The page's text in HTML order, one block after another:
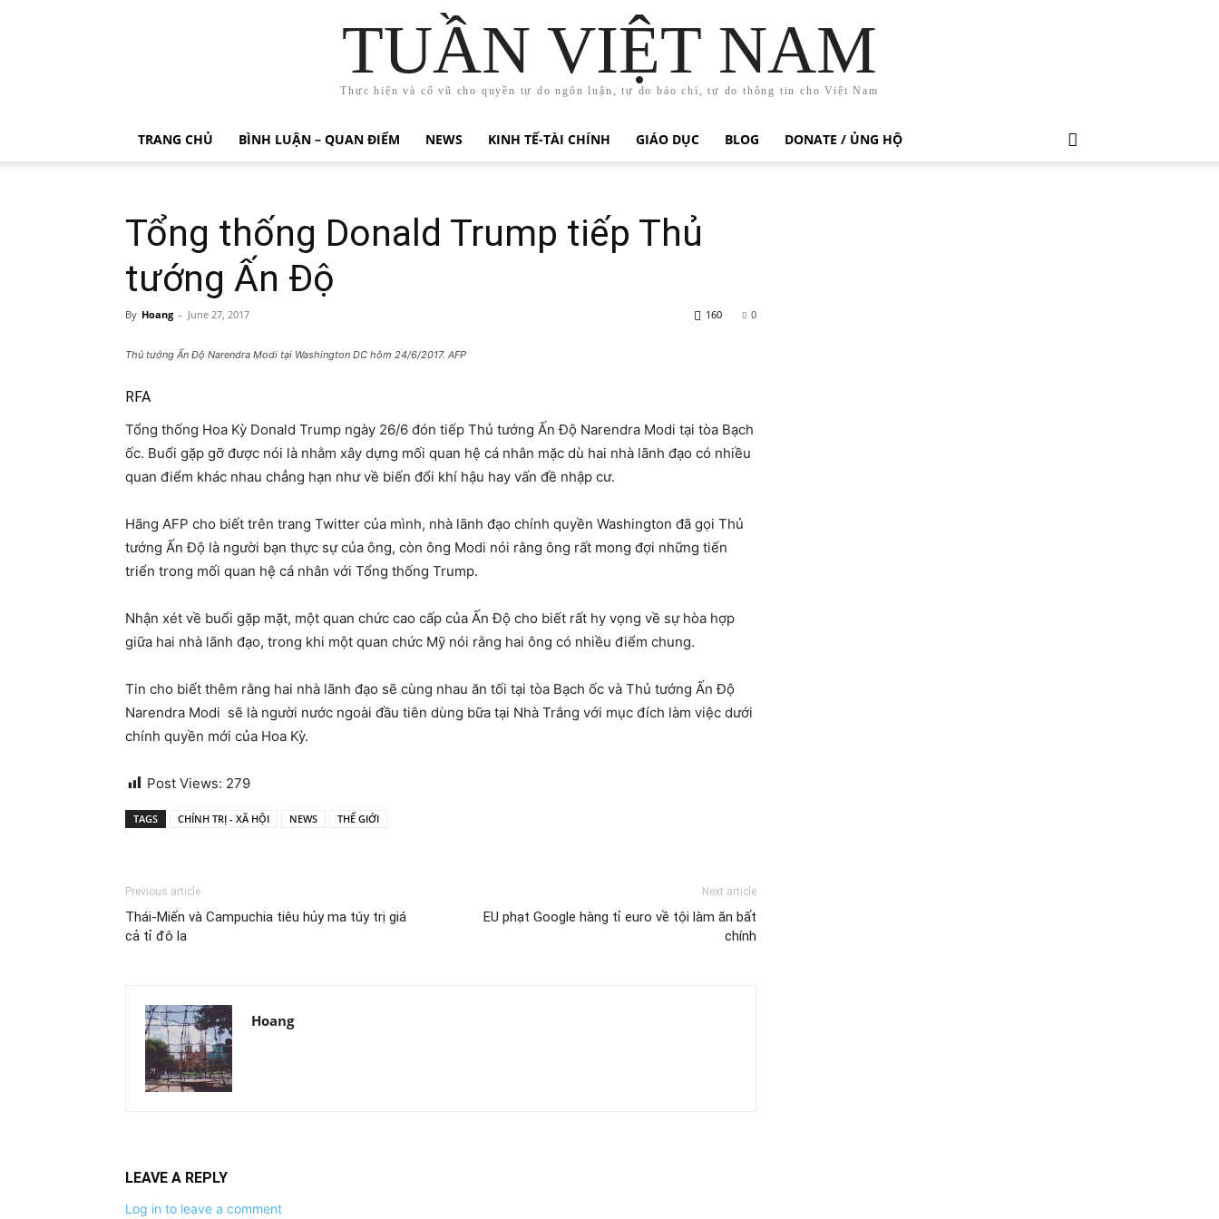
TUẦN VIỆT NAM
Thực hiện và cổ vũ cho quyền tự do ngôn luận, tự do báo chí, tự do thông tin cho Việt Nam
TRANG CHỦ BÌNH LUẬN – QUAN ĐIỂM NEWS KINH TẾ-TÀI CHÍNH GIÁO DỤC BLOG DONATE / ỦNG HỘ
Tổng thống Donald Trump tiếp Thủ
tướng Ấn Độ
By Hoang - June 27, 2017 0
160
Thủ tướng Ấn Độ Narendra Modi tại Washington DC hôm 24/6/2017. AFP
RFA
Tổng thống Hoa Kỳ Donald Trump ngày 26/6 đón tiếp Thủ tướng Ấn Độ Narendra Modi tại tòa Bạch
ốc. Buổi gặp gỡ được nói là nhằm xây dựng mối quan hệ cá nhân mặc dù hai nhà lãnh đạo có nhiều
quan điểm khác nhau chẳng hạn như về biến đổi khí hậu hay vấn đề nhập cư.
Hãng AFP cho biết trên trang Twitter của mình, nhà lãnh đạo chính quyền Washington đã gọi Thủ
tướng Ấn Độ là người bạn thực sự của ông, còn ông Modi nói rằng ông rất mong đợi những tiến
triển trong mối quan hệ cá nhân với Tổng thống Trump.
Nhận xét về buổi gặp mặt, một quan chức cao cấp của Ấn Độ cho biết rất hy vọng về sự hòa hợp
giữa hai nhà lãnh đạo, trong khi một quan chức Mỹ nói rằng hai ông có nhiều điểm chung.
Tin cho biết thêm rằng hai nhà lãnh đạo sẽ cùng nhau ăn tối tại tòa Bạch ốc và Thủ tướng Ấn Độ
Narendra Modi sẽ là người nước ngoài đầu tiên dùng bữa tại Nhà Trắng với mục đích làm việc dưới
chính quyền mới của Hoa Kỳ.
Post Views: 279
TAGS CHÍNH TRỊ - XÃ HỘI NEWS THẾ GIỚI
Previous article
Thái-Miến và Campuchia tiêu hủy ma túy trị giá
cả tỉ đô la
Next article
EU phạt Google hàng tỉ euro về tội làm ăn bất
chính
Hoang
LEAVE A REPLY
Log in to leave a comment